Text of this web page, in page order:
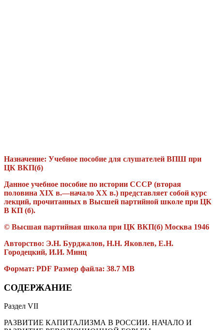
Назначение: Учебное пособие для слушателей ВПШ при
ЦК ВКП(б)
Данное учебное пособие по истории СССР (вторая
половина XIX в.—начало XX в.) представляет собой курс
лекций, прочитанных в Высшей партийной школе при ЦК
В КП (б).
© Высшая партийная школа при ЦК ВКП(б) Москва 1946
Авторство: Э.Н. Бурджалов, Н.Н. Яковлев, Е.Н.
Городецкий, И.И. Минц
Формат: PDF Размер файла: 38.7 MB
СОДЕРЖАНИЕ
Раздел VII
РАЗВИТИЕ КАПИТАЛИЗМА В РОССИИ. НАЧАЛО И